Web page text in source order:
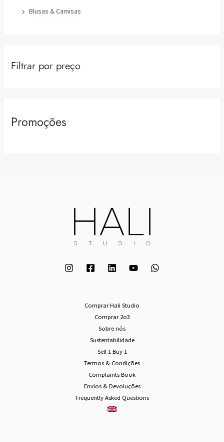
Blusas & Camisas
Filtrar por preço
Promoções
Comprar Hali Studio
Comprar 2o3
Sobre nós
Sustentabilidade
Sell 1 Buy 1
Termos & Condições
Complaints Book
Envios & Devoluções
Frequently Asked Questions